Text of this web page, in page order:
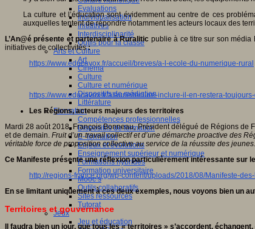
Evaluations
Individualisation
Initiatives
Interdisciplinarité
Outils pour la classe
Arts et Culture
Art
Cinéma
Culture
Culture et numérique
Dispositifs de médiation
Littérature
Formation
Compétences professionnelles
Dispositifs de formation
E- formation
Enjeux et évolutions
Enseignement supérieur et numérique
Formations hybrides
Formation universitaire
Mooc’s
Outils collaboratifs
Sites ressources
Tutorat
Jeux
Jeu et éducation
La culture et l’éducation sont évidemment au centre de ces
auxquelles tentent de répondre notamment les acteurs locaux des
L’An@é présente et partenaire à Ruralitic publie à ce titre sur son média
initiatives de collectivités:
https://www.educavox.fr/accueil/breves/a-l-ecole-du-numerique-rural
https://www.educavox.fr/alaune/inclure-inclure-il-en-restera-
Les Régions, acteurs majeurs des territoires
Mardi 28 août 2018, François Bonneau, Président délégué de Régions de
et de demain.Fruit d’un travail collectif et d’une démarche proactive des
véritable force de proposition collective au service de la réussite des jeunes.
Ce Manifeste présente une réflexion particulièrement intéressante sur
http://regions-france.org/wp-content/uploads/2018/08/Manifeste-
En se limitant uniquement à ces deux exemples, nous voyons bien un
Territoires et gouvernance
Il faudra bien un jour, que tous les « territoires » s’accordent,